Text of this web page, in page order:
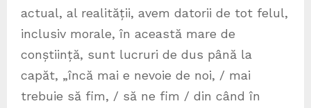
actual, al realității, avem datorii de tot felul,
inclusiv morale, în această mare de
conștiință, sunt lucruri de dus până la
capăt, „încă mai e nevoie de noi, / mai
trebuie să fim, / să ne fim / din când în